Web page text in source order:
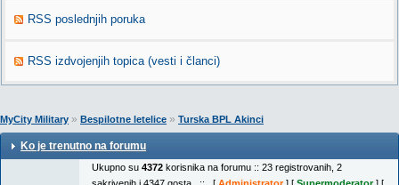
RSS poslednjih poruka
RSS izdvojenjih topica (vesti i članci)
MyCity Military » Bespilotne letelice » Turska BPL Akinci
Ko je trenutno na forumu
Ukupno su 4372 korisnika na forumu :: 23 registrovanih, 2